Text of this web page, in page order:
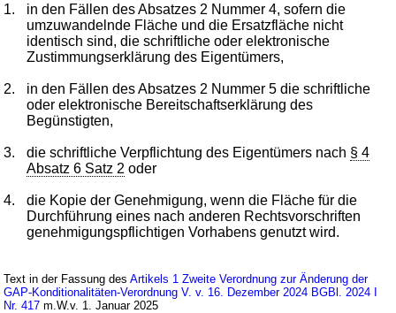
1.
in den Fällen des Absatzes 2 Nummer 4, sofern die
umzuwandelnde Fläche und die Ersatzfläche nicht
identisch sind, die schriftliche oder elektronische
Zustimmungserklärung des Eigentümers,
2.
in den Fällen des Absatzes 2 Nummer 5 die schriftliche
oder elektronische Bereitschaftserklärung des
Begünstigten,
3. die schriftliche Verpflichtung des Eigentümers nach § 4
Absatz 6 Satz 2 oder
4.
die Kopie der Genehmigung, wenn die Fläche für die
Durchführung eines nach anderen Rechtsvorschriften
genehmigungspflichtigen Vorhabens genutzt wird.
Text in der Fassung desArtikels 1 Zweite Verordnung zur Änderung der
GAP-Konditionalitäten-Verordnung V. v. 16. Dezember 2024 BGBl. 2024 I
Nr. 417 m.W.v. 1. Januar 2025